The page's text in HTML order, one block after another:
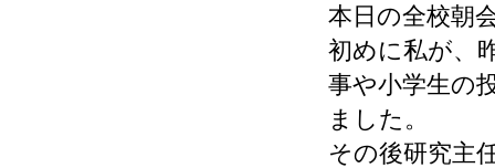
本日の全校朝
初めに私が、
事や小学生の
ました。
その後研究主